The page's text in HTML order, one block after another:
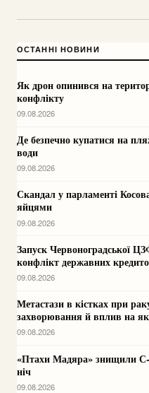
ОСТАННІ НОВИНИ
Як дрон опинився на
конфлікту
09.08.2026
Де безпечно купатися на
води
09.08.2026
Скандал у парламенті
яйцями
09.08.2026
Запуск Червоноградської
конфлікт державних
09.08.2026
Метастази в кістках при
захворювання й вплив на
09.08.2026
«Птахи Мадяра» знищили
ніч
09.08.2026